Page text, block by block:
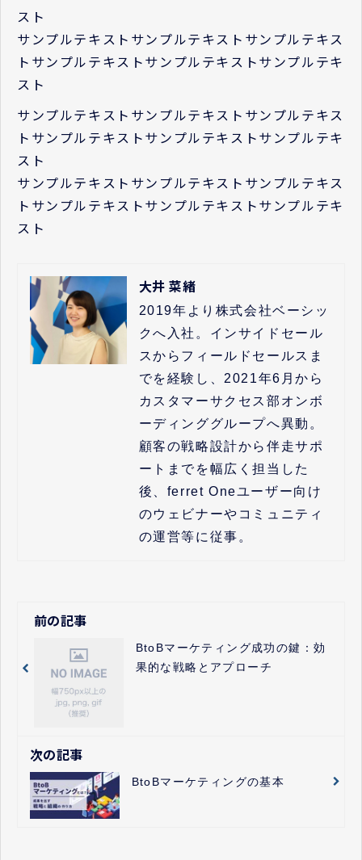
スト
サンプルテキストサンプルテキストサンプルテキス
トサンプルテキストサンプルテキストサンプルテキ
スト
サンプルテキストサンプルテキストサンプルテキス
トサンプルテキストサンプルテキストサンプルテキ
スト
サンプルテキストサンプルテキストサンプルテキス
トサンプルテキストサンプルテキストサンプルテキ
スト
大井 菜緒
2019年より株式会社ベーシッ
クへ入社。インサイドセール
スからフィールドセールスま
でを経験し、2021年6月から
カスタマーサクセス部オンボ
ーディンググループへ異動。
顧客の戦略設計から伴走サポ
ートまでを幅広く担当した
後、ferret Oneユーザー向け
のウェビナーやコミュニティ
の運営等に従事。
前の記事
BtoBマーケティング成功の鍵：効
果的な戦略とアプローチ
次の記事
BtoBマーケティングの基本